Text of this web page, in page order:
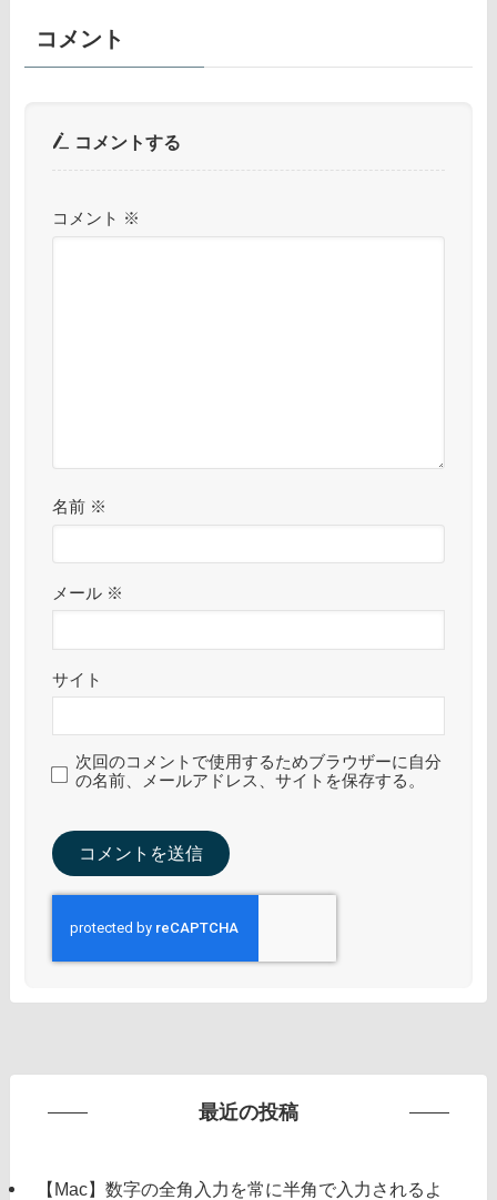
コメント
コメントする
コメント ※
名前 ※
メール ※
サイト
次回のコメントで使用するためブラウザーに自分
の名前、メールアドレス、サイトを保存する。
最近の投稿
【Mac】数字の全角入力を常に半角で入力されるよ